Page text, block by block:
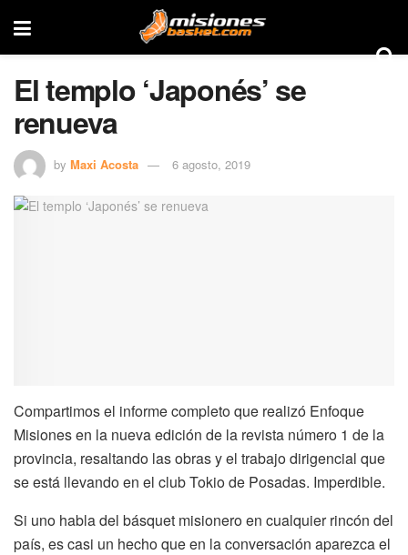
El templo ‘Japonés’ se
renueva
by Maxi Acosta 6 agosto, 2019
Compartimos el informe completo que realizó Enfoque
Misiones en la nueva edición de la revista número 1 de la
provincia, resaltando las obras y el trabajo dirigencial que
se está llevando en el club Tokio de Posadas. Imperdible.
Si uno habla del básquet misionero en cualquier rincón del
país, es casi un hecho que en la conversación aparezca el